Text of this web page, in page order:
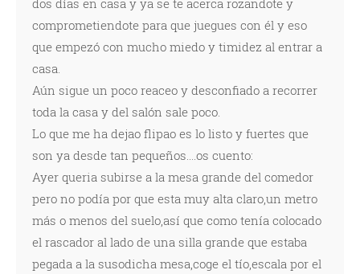
dos días en casa y ya se te acerca rozandote y
comprometiendote para que juegues con él y eso
que empezó con mucho miedo y timidez al entrar a
casa.
Aún sigue un poco reaceo y desconfiado a recorrer
toda la casa y del salón sale poco.
Lo que me ha dejao flipao es lo listo y fuertes que
son ya desde tan pequeños....os cuento:
Ayer queria subirse a la mesa grande del comedor
pero no podía por que esta muy alta claro,un metro
más o menos del suelo,así que como tenía colocado
el rascador al lado de una silla grande que estaba
pegada a la susodicha mesa,coge el tío,escala por el